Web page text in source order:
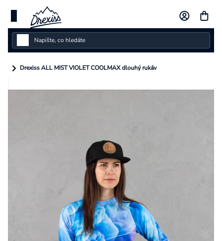
obsah
Dámské
Dětské
Drexiss ALL MIST VIOLET COOLMAX dlouhý rukáv